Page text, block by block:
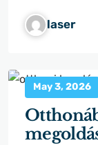
laser
May 3, 2026